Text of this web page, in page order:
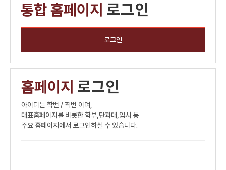
통합 홈페이지 로그인
로그인
홈페이지 로그인
아이디는 학번 / 직번 이며,
대표홈페이지를 비롯한 학부,단과대,입시 등
주요 홈페이지에서 로그인하실 수 있습니다.